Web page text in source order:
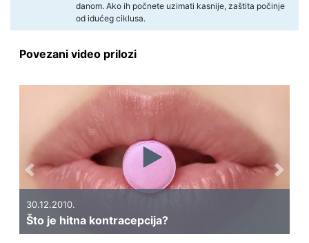
danom. Ako ih počnete uzimati kasnije, zaštita počinje
od idućeg ciklusa.
Povezani video prilozi
30.12.2010.
Što je hitna kontracepcija?
Previous Next